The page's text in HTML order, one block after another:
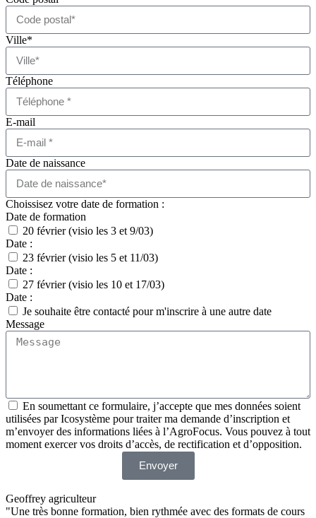
Ville*
Téléphone
E-mail
Date de naissance
Choissisez votre date de formation :
Date de formation
20 février (visio les 3 et 9/03)
Date :
23 février (visio les 5 et 11/03)
Date :
27 février (visio les 10 et 17/03)
Date :
Je souhaite être contacté pour m'inscrire à une autre date
Message
En soumettant ce formulaire, j’accepte que mes données soient
utilisées par Icosystème pour traiter ma demande d’inscription et
m’envoyer des informations liées à l’AgroFocus. Vous pouvez à tout
moment exercer vos droits d’accès, de rectification et d’opposition.
Envoyer
Geoffrey agriculteur
"Une très bonne formation, bien rythmée avec des formats de cours